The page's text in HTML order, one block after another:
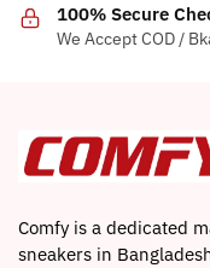
on
100% Secure
We Accept COD /
Comfy is a dedicated
sneakers in